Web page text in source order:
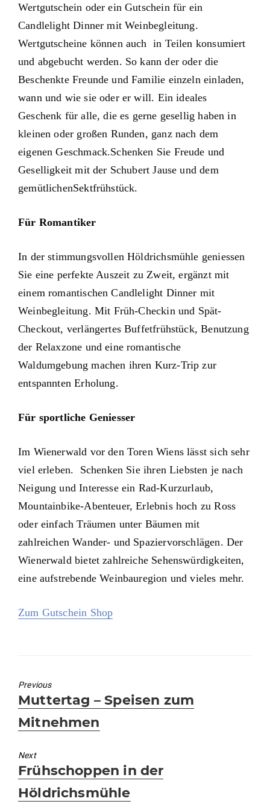
Wertgutschein oder ein Gutschein für ein
Candlelight Dinner mit Weinbegleitung.
Wertgutscheine können auch in Teilen konsumiert
und abgebucht werden. So kann der oder die
Beschenkte Freunde und Familie einzeln einladen,
wann und wie sie oder er will. Ein ideales
Geschenk für alle, die es gerne gesellig haben in
kleinen oder großen Runden, ganz nach dem
eigenen Geschmack.Schenken Sie Freude und
Geselligkeit mit der Schubert Jause und dem
gemütlichenSektfrühstück.
Für Romantiker
In der stimmungsvollen Höldrichsmühle geniessen
Sie eine perfekte Auszeit zu Zweit, ergänzt mit
einem romantischen Candlelight Dinner mit
Weinbegleitung. Mit Früh-Checkin und Spät-
Checkout, verlängertes Buffetfrühstück, Benutzung
der Relaxzone und eine romantische
Waldumgebung machen ihren Kurz-Trip zur
entspannten Erholung.
Für sportliche Geniesser
Im Wienerwald vor den Toren Wiens lässt sich sehr
viel erleben. Schenken Sie ihren Liebsten je nach
Neigung und Interesse ein Rad-Kurzurlaub,
Mountainbike-Abenteuer, Erlebnis hoch zu Ross
oder einfach Träumen unter Bäumen mit
zahlreichen Wander- und Spaziervorschlägen. Der
Wienerwald bietet zahlreiche Sehenswürdigkeiten,
eine aufstrebende Weinbauregion und vieles mehr.
Zum Gutschein Shop
Previous
Previous
post:
Muttertag – Speisen zum
Mitnehmen
Next
Next
post:
Frühschoppen in der
Höldrichsmühle